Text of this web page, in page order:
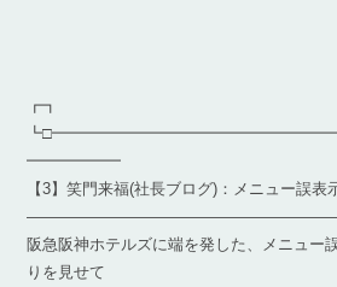
┏┓
━━━━━━
【3】笑門来福(社長ブログ)：メニュー誤表
阪急阪神ホテルズに端を発した、メニュー
りを見せて